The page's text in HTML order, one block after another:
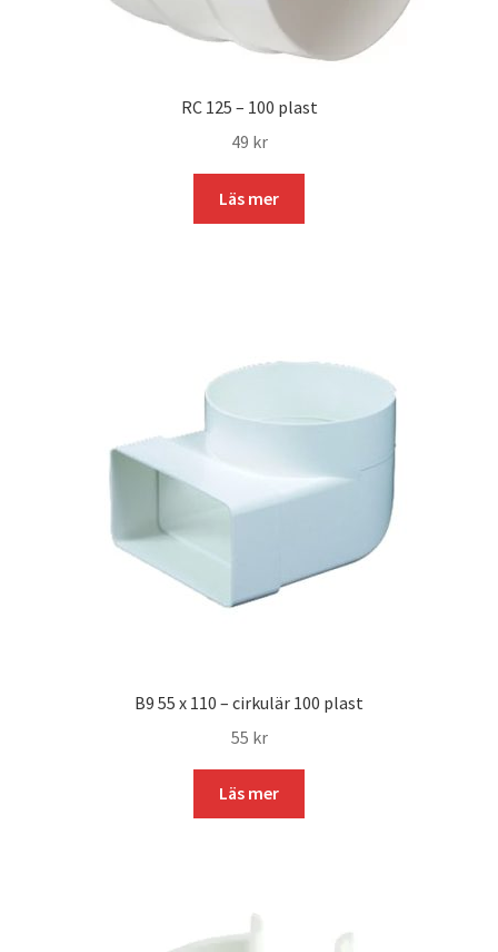
RC 125 – 100 plast
49 kr
Läs mer
B9 55 x 110 – cirkulär 100 plast
55 kr
Läs mer